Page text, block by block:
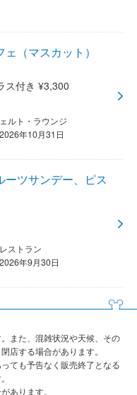
（マスカット）
ス付き ¥3,300
ルト・ラウンジ
年10月31日
ーツサンデー、ピス
ストラン
年9月30日
また、混雑状況や天候、その
店する場合があります。
ても予告なく販売終了となる
あります。